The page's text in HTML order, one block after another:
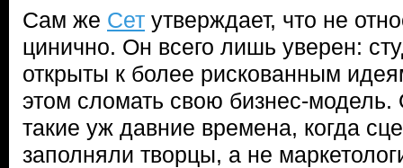
Сам же Сет утверждает, что не
цинично. Он всего лишь уверен:
открыты к более рискованным
этом сломать свою бизнес-
такие уж давние времена, когда
заполняли творцы, а не